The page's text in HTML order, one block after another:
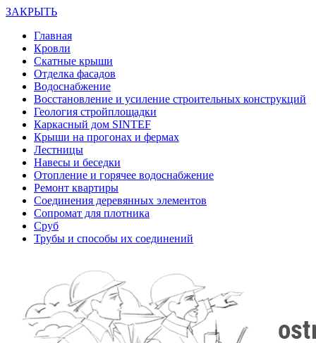
ЗАКРЫТЬ
Главная
Кровли
Скатные крыши
Отделка фасадов
Водоснабжение
Восстановление и усиление строительных конструкций
Геология стройплощадки
Каркасный дом SINTEF
Крыши на прогонах и фермах
Лестницы
Навесы и беседки
Отопление и горячее водоснабжение
Ремонт квартиры
Соединения деревянных элементов
Сопромат для плотника
Сруб
Трубы и способы их соединений